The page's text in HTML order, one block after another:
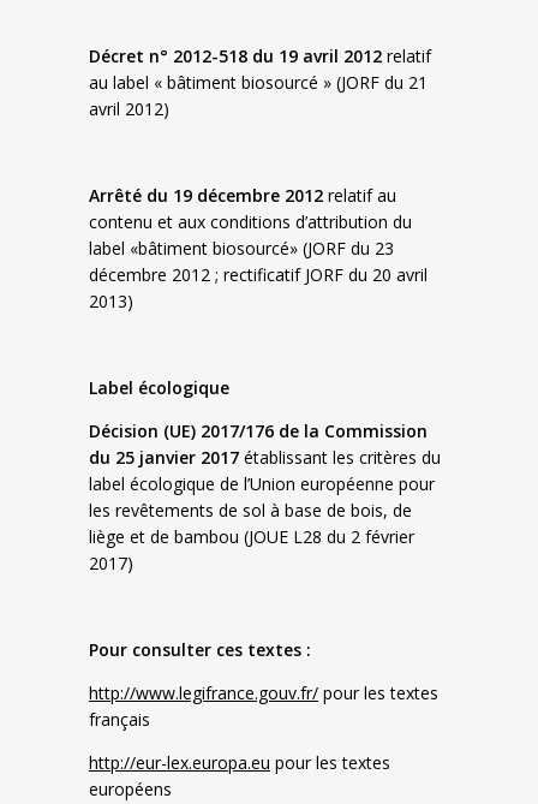
Décret n° 2012-518 du 19 avril 2012 relatif
au label « bâtiment biosourcé » (JORF du 21
avril 2012)
Arrêté du 19 décembre 2012 relatif au
contenu et aux conditions d’attribution du
label «bâtiment biosourcé» (JORF du 23
décembre 2012 ; rectificatif JORF du 20 avril
2013)
Label écologique
Décision (UE) 2017/176 de la Commission
du 25 janvier 2017 établissant les critères du
label écologique de l’Union européenne pour
les revêtements de sol à base de bois, de
liège et de bambou (JOUE L28 du 2 février
2017)
Pour consulter ces textes :
http://www.legifrance.gouv.fr/ pour les textes
français
http://eur-lex.europa.eu pour les textes
européens